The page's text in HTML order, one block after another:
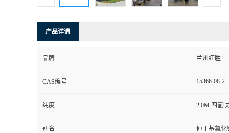
产品详请
品牌 兰州红胜
CAS编号 15366-08-2
纯度 2.0M 四氢
别名 仲丁基氯化